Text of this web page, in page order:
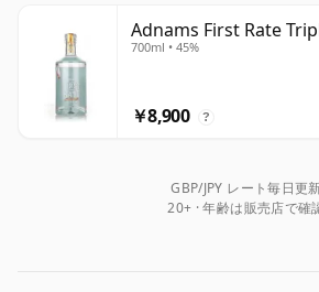
Adnams First Rate
700ml • 45%
￥8,900 ?
GBP/JPY レート毎日更
20+ · 年齢は販売店で確